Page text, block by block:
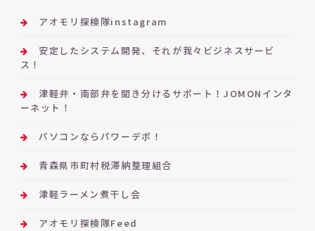
アオモリ探検隊instagram
安定したシステム開発、それが我々ビジネスサービ
ス！
津軽弁・南部弁を聞き分けるサポート！JOMONインタ
ーネット！
パソコンならパワーデポ！
青森県市町村税滞納整理組合
津軽ラーメン煮干し会
アオモリ探検隊Feed